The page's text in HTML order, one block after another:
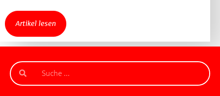
Artikel lesen